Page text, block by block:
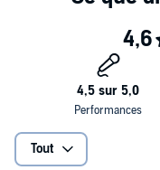
Tout